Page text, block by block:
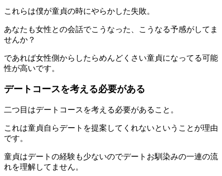
これらは僕が童貞の時にやらかした失敗。
あなたも女性との会話でこうなった、こうなる予感がしてま
せんか？
であれば女性側からしたらめんどくさい童貞になってる可能
性が高いです。
デートコースを考える必要がある
二つ目はデートコースを考える必要がある こと。
これは童貞自らデートを提案してくれないということが理由
です。
童貞はデートの経験も少ないのでデートお馴染みの一連の流
れを理解してません。